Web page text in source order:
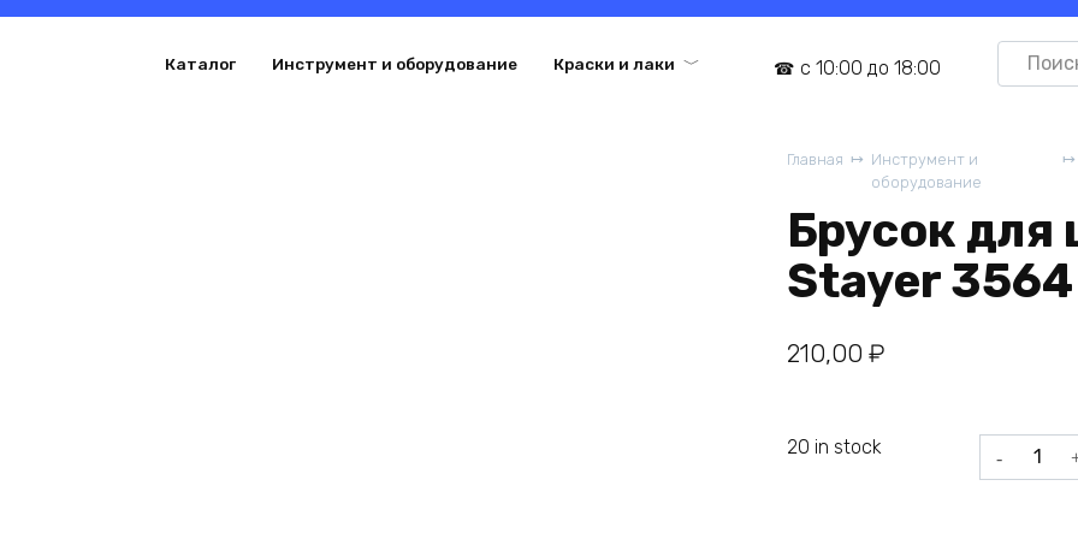
Перейти
Каталог Инструмент и оборудование Краски и лаки с 10:00 до 18:00
Search
for:
Главная
Инструмент и
оборудование
Брусок
Stayer
210,00 ₽
20 in stock
Брусок
для